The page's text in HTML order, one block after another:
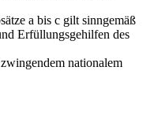
a bis c gilt sinngemäß
Erfüllungsgehilfen des
nationalem